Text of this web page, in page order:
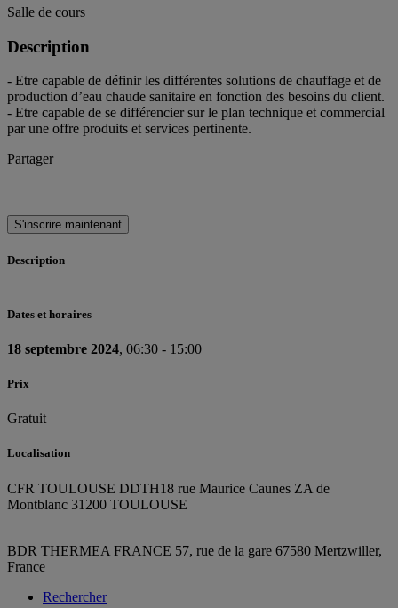
Salle de cours
Description
- Etre capable de définir les différentes solutions de chauffage et de
production d’eau chaude sanitaire en fonction des besoins du client.
- Etre capable de se différencier sur le plan technique et commercial
par une offre produits et services pertinente.
Partager
S'inscrire maintenant
Description
Dates et horaires
18 septembre 2024, 06:30 - 15:00
Prix
Gratuit
Localisation
CFR TOULOUSE DDTH18 rue Maurice Caunes ZA de
Montblanc 31200 TOULOUSE
BDR THERMEA FRANCE 57, rue de la gare 67580 Mertzwiller,
France
Rechercher